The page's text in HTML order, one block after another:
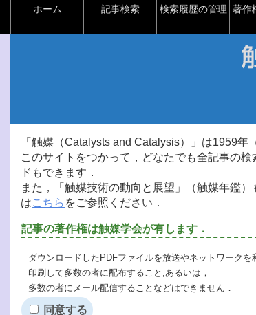
ホーム 記事検索 検索履歴の管理 著作
「触媒（Catalysts and Catalysis）」は1959年
このサイトをつかって，どなたでも全記事の
ドもできます．
また，「触媒技術の動向と展望」（触媒年鑑
はこちら をご参照ください．
記事の著作権は触媒学会が有します．
ダウンロードしたPDFファイルを放送やネットワーク
印刷して多数の者に配布すること,あるいは，
多数の者にメール配信することなどはできません．
同意する